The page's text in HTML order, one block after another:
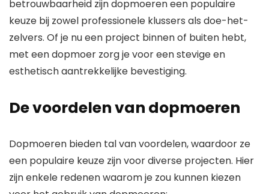
betrouwbaarheid zijn dopmoeren een populaire
keuze bij zowel professionele klussers als doe-het-
zelvers. Of je nu een project binnen of buiten hebt,
met een dopmoer zorg je voor een stevige en
esthetisch aantrekkelijke bevestiging.
De voordelen van dopmoeren
Dopmoeren bieden tal van voordelen, waardoor ze
een populaire keuze zijn voor diverse projecten. Hier
zijn enkele redenen waarom je zou kunnen kiezen